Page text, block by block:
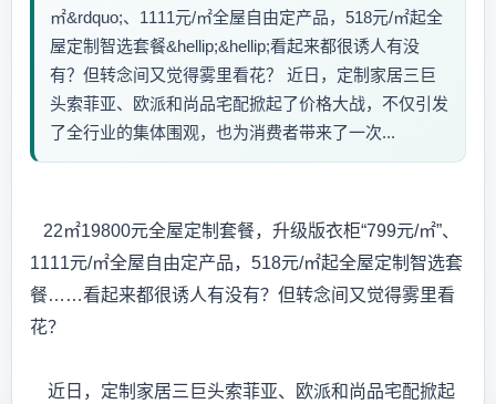
㎡&rdquo;、1111元/㎡全屋自由定产品，518元/㎡起全
屋定制智选套餐&hellip;&hellip;看起来都很诱人有没
有？但转念间又觉得雾里看花？ 近日，定制家居三巨
头索菲亚、欧派和尚品宅配掀起了价格大战，不仅引发
了全行业的集体围观，也为消费者带来了一次...
22㎡19800元全屋定制套餐，升级版衣柜“799元/㎡”、
1111元/㎡全屋自由定产品，518元/㎡起全屋定制智选套
餐……看起来都很诱人有没有？但转念间又觉得雾里看
花？
近日，定制家居三巨头索菲亚、欧派和尚品宅配掀起